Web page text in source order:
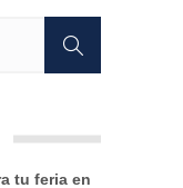
tu feria en